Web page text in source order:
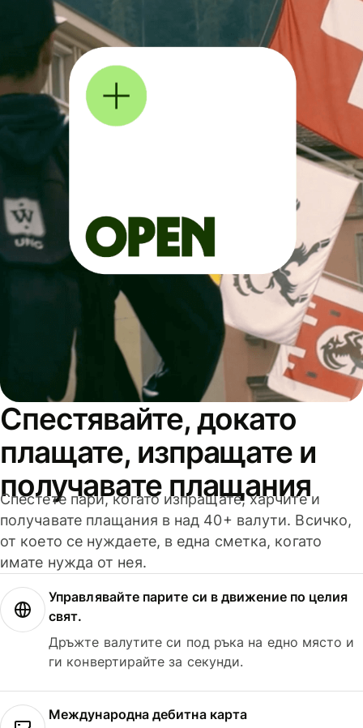
Спестявайте, докато
плащате, изпращате и
получавате плащания
Спестете пари, когато изпращате, харчите и
получавате плащания в над 40+ валути. Всичко,
от което се нуждаете, в една сметка, когато
имате нужда от нея.
Управлявайте парите си в движение по целия
свят.
Дръжте валутите си под ръка на едно място и
ги конвертирайте за секунди.
Международна дебитна карта